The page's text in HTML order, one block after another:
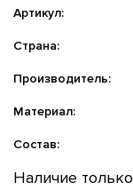
Артикул:
Страна:
Производитель:
Материал:
Состав:
Наличие